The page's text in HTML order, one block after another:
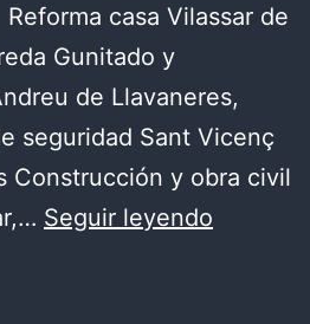
casa Vilassar de
Gunitado y
de Llavaneres,
seguridad Sant Vicenç
Construcción y obra civil
Seguir leyendo